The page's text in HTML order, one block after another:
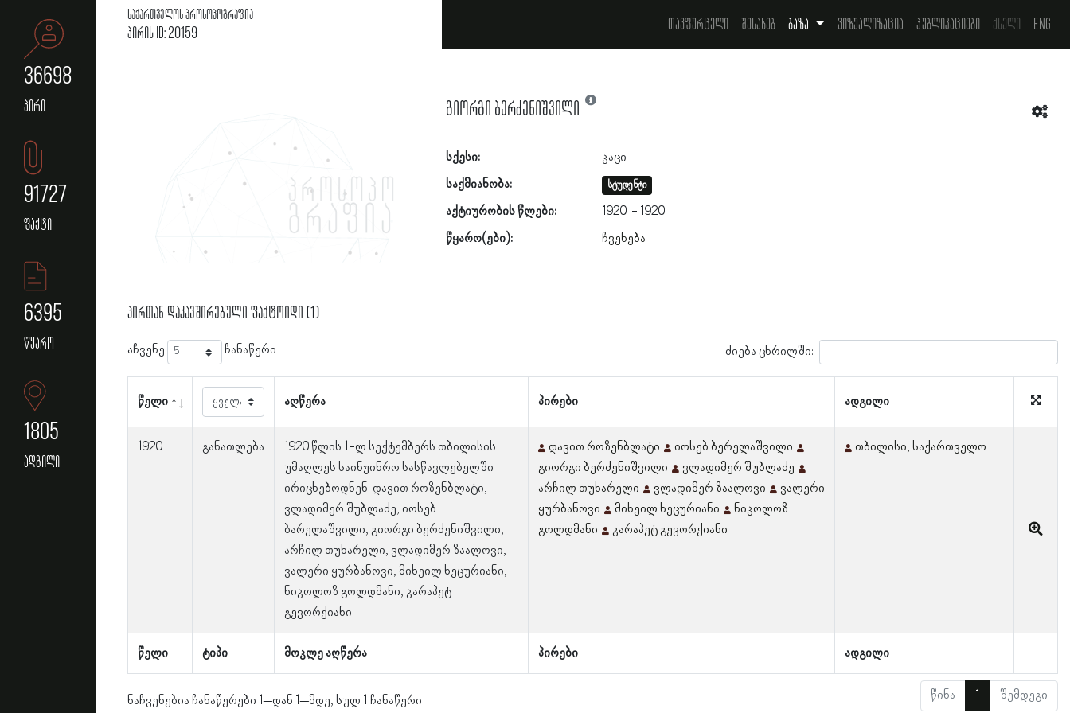
36698
პირი
91727
ფაქტი
6395
წყარო
1805
ადგილი
საქართველოს პროსოპოგრაფია
პირის ID: 20159 თავფურცელი შესახებ ბაზა ვიზუალიზაცია პუბლიკაციები ქსელი Eng
გიორგი ბერძენიშვილი
სქესი:
კაცი
საქმიანობა:
სტუდენტი
აქტიურობის წლები: 1920
1920
წყარო(ები):
ჩვენება
პირთან დაკავშირებული ფაქტოიდი (1)
აჩვენე ჩანაწერი ძიება ცხრილში:
წელი აღწერა პირები ადგილი
წელი ტიპი მოკლე აღწერა პირები ადგილი
1920 განათლება
1920 წლის 1-ლ სექტემბერს თბილისის
უმაღლეს საინჟინრო სასწავლებელში
ირიცხებოდნენ: დავით როზენბლატი,
ვლადიმერ შუბლაძე, იოსებ
ბარელაშვილი, გიორგი ბერძენიშვილი,
არჩილ თუხარელი, ვლადიმერ ზაალოვი,
ვალერი ყურბანოვი, მიხეილ ხეცურიანი,
ნიკოლოზ გოლდმანი, კარაპეტ
გევორქიანი.
დავით როზენბლატი
იოსებ ბერელაშვილი
გიორგი ბერძენიშვილი
ვლადიმერ შუბლაძე
არჩილ თუხარელი
ვლადიმერ ზაალოვი
ვალერი
ყურბანოვი
მიხეილ ხეცურიანი
ნიკოლოზ
გოლდმანი
კარაპეტ გევორქიანი
თბილისი, საქართველო
ნაჩვენებია ჩანაწერები 1–დან 1–მდე, სულ 1 ჩანაწერი წინა 1 შემდეგი